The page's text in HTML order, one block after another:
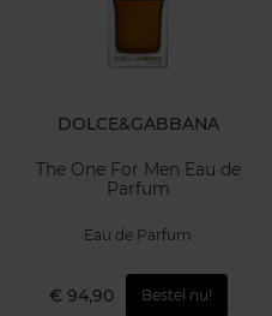
DOLCE&GABBANA
The One For Men Eau de
Parfum
Eau de Parfum
€ 94,90 Bestel nu!